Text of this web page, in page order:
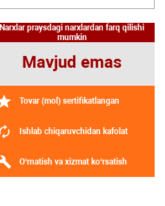
Narxlar praysdagi narxlardan farq qilishi
mumkin
Mavjud emas
Tovar (mol) sertifikatlangan
Ishlab chiqaruvchidan kafolat
O‘rnatish va xizmat ko‘rsatish